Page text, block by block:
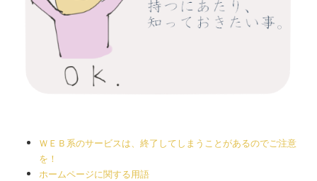
ＷＥＢ系のサービスは、終了してしまうことがあるのでご注意
を！
ホームページに関する用語